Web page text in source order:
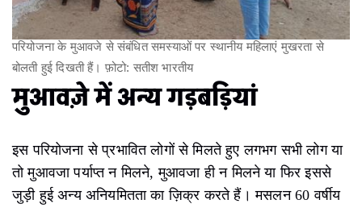
परियोजना के मुआवजे से संबंधित समस्याओं पर स्थानीय महिलाएं मुखरता से
बोलती हुई दिखती हैं। फ़ोटो: सतीश भारतीय
मुआवज़े में अन्य गड़बड़ियां
इस परियोजना से प्रभावित लोगों से मिलते हुए लगभग सभी लोग या
तो मुआवजा पर्याप्त न मिलने, मुआवजा ही न मिलने या फिर इससे
जुड़ी हुई अन्य अनियमितता का ज़िक्र करते हैं। मसलन 60 वर्षीय